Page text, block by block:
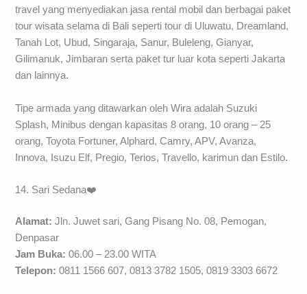
travel yang menyediakan jasa rental mobil dan berbagai paket
tour wisata selama di Bali seperti tour di Uluwatu, Dreamland,
Tanah Lot, Ubud, Singaraja, Sanur, Buleleng, Gianyar,
Gilimanuk, Jimbaran serta paket tur luar kota seperti Jakarta
dan lainnya.
Tipe armada yang ditawarkan oleh Wira adalah Suzuki
Splash, Minibus dengan kapasitas 8 orang, 10 orang – 25
orang, Toyota Fortuner, Alphard, Camry, APV, Avanza,
Innova, Isuzu Elf, Pregio, Terios, Travello, karimun dan Estilo.
14. Sari Sedana❤️
Alamat: Jln. Juwet sari, Gang Pisang No. 08, Pemogan,
Denpasar
Jam Buka: 06.00 – 23.00 WITA
Telepon: 0811 1566 607, 0813 3782 1505, 0819 3303 6672